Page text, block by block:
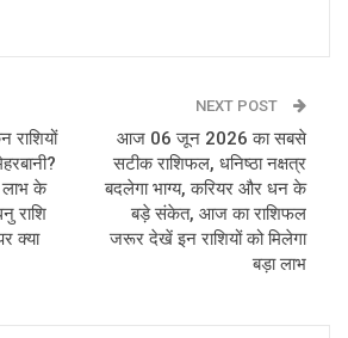
राशियों
लाभ के
राशि
क्या
NEXT POST
आज 06 जून 2026 का सबसे
सटीक राशिफल, धनिष्ठा नक्षत्र
बदलेगा भाग्य, करियर और धन के
बड़े संकेत, आज का राशिफल
जरूर देखें इन राशियों को मिलेगा
बड़ा लाभ